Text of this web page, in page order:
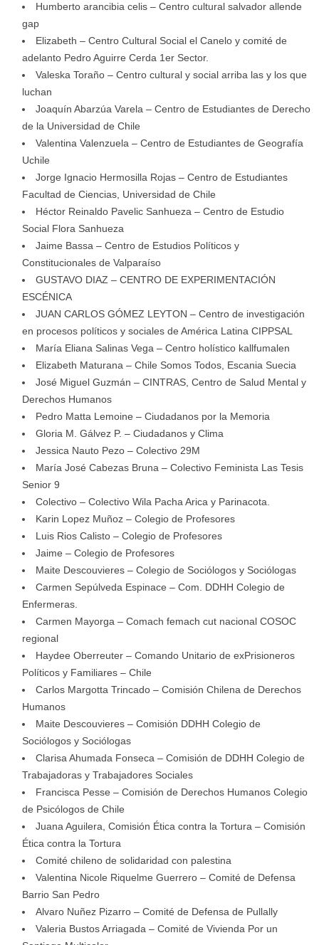
Humberto arancibia celis – Centro cultural salvador allende
gap
Elizabeth – Centro Cultural Social el Canelo y comité de
adelanto Pedro Aguirre Cerda 1er Sector.
Valeska Toraño – Centro cultural y social arriba las y los que
luchan
Joaquín Abarzúa Varela – Centro de Estudiantes de Derecho
de la Universidad de Chile
Valentina Valenzuela – Centro de Estudiantes de Geografía
Uchile
Jorge Ignacio Hermosilla Rojas – Centro de Estudiantes
Facultad de Ciencias, Universidad de Chile
Héctor Reinaldo Pavelic Sanhueza – Centro de Estudio
Social Flora Sanhueza
Jaime Bassa – Centro de Estudios Políticos y
Constitucionales de Valparaíso
GUSTAVO DIAZ – CENTRO DE EXPERIMENTACIÓN
ESCÉNICA
JUAN CARLOS GÓMEZ LEYTON – Centro de investigación
en procesos políticos y sociales de América Latina CIPPSAL
María Eliana Salinas Vega – Centro holístico kallfumalen
Elizabeth Maturana – Chile Somos Todos, Escania Suecia
José Miguel Guzmán – CINTRAS, Centro de Salud Mental y
Derechos Humanos
Pedro Matta Lemoine – Ciudadanos por la Memoria
Gloria M. Gálvez P. – Ciudadanos y Clima
Jessica Nauto Pezo – Colectivo 29M
María José Cabezas Bruna – Colectivo Feminista Las Tesis
Senior 9
Colectivo – Colectivo Wila Pacha Arica y Parinacota.
Karin Lopez Muñoz – Colegio de Profesores
Luis Rios Calisto – Colegio de Profesores
Jaime – Colegio de Profesores
Maite Descouvieres – Colegio de Sociólogos y Sociólogas
Carmen Sepúlveda Espinace – Com. DDHH Colegio de
Enfermeras.
Carmen Mayorga – Comach femach cut nacional COSOC
regional
Haydee Oberreuter – Comando Unitario de exPrisioneros
Políticos y Familiares – Chile
Carlos Margotta Trincado – Comisión Chilena de Derechos
Humanos
Maite Descouvieres – Comisión DDHH Colegio de
Sociólogos y Sociólogas
Clarisa Ahumada Fonseca – Comisión de DDHH Colegio de
Trabajadoras y Trabajadores Sociales
Francisca Pesse – Comisión de Derechos Humanos Colegio
de Psicólogos de Chile
Juana Aguilera, Comisión Ética contra la Tortura – Comisión
Ética contra la Tortura
Comité chileno de solidaridad con palestina
Valentina Nicole Riquelme Guerrero – Comité de Defensa
Barrio San Pedro
Alvaro Nuñez Pizarro – Comité de Defensa de Pullally
Valeria Bustos Arriagada – Comité de Vivienda Por un